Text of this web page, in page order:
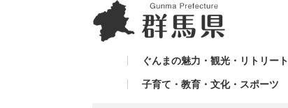
ぐんまの魅力・観光・リトリート
子育て・教育・文化・スポーツ